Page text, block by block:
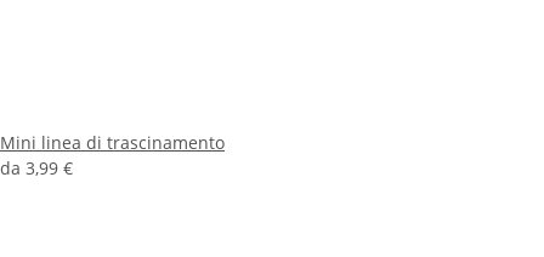
Mini linea di trascinamento
da 3,99 €